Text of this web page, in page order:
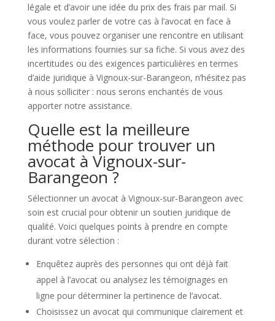
légale et d’avoir une idée du prix des frais par mail. Si
vous voulez parler de votre cas à l’avocat en face à
face, vous pouvez organiser une rencontre en utilisant
les informations fournies sur sa fiche. Si vous avez des
incertitudes ou des exigences particulières en termes
d’aide juridique à Vignoux-sur-Barangeon, n’hésitez pas
à nous solliciter : nous serons enchantés de vous
apporter notre assistance.
Quelle est la meilleure
méthode pour trouver un
avocat à Vignoux-sur-
Barangeon ?
Sélectionner un avocat à Vignoux-sur-Barangeon avec
soin est crucial pour obtenir un soutien juridique de
qualité. Voici quelques points à prendre en compte
durant votre sélection :
Enquêtez auprès des personnes qui ont déjà fait
appel à l’avocat ou analysez les témoignages en
ligne pour déterminer la pertinence de l’avocat.
Choisissez un avocat qui communique clairement et